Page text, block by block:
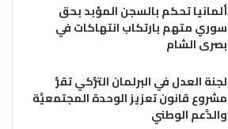
ألمانيا تحكم بالسجن المؤبد بحق
سوري متهم بارتكاب انتهاكات في
بصرى الشام
لجنة العدل في البرلمان التُّركي تقرُّ
مشروع قانون تعزيز الوحدة المجتمعيَّة
والدَّعم الوطني